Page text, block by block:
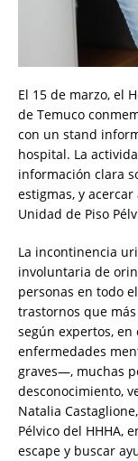
El 15 de marzo, el
de Temuco
con un stand
hospital. La
información clara
estigmas, y
Unidad de Piso
La incontinencia
involuntaria de
personas en todo
trastornos que
según expertos,
enfermedades
graves—, muchas
desconocimiento,
Natalia
Pélvico del HHHA,
escape y buscar